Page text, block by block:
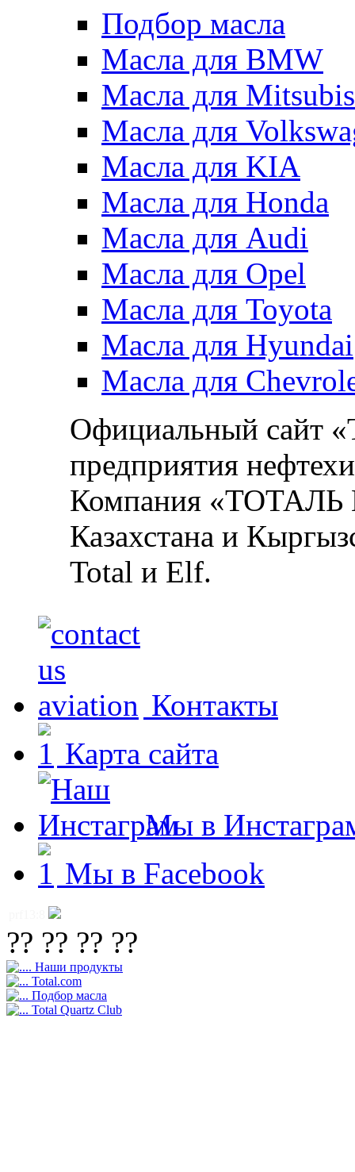
Подбор масла
Масла для BMW
Масла для
Масла для
Масла для KIA
Масла для Honda
Масла для Audi
Масла для Opel
Масла для Toyota
Масла для Hyundai
Масла для
Официальный сайт
предприятия
Компания «ТОТАЛЬ
Казахстана и
Total и Elf.
Контакты
Карта сайта
Мы в
Мы в Facebook
?? ?? ?? ??
Наши продукты
Total.com
Подбор масла
Total Quartz Club